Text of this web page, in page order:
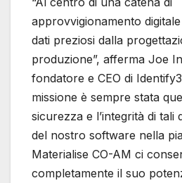
approvvigionamento
dati preziosi dalla
produzione”, afferma Joe
fondatore e CEO di
missione è sempre stata
sicurezza e l’integrità di tali
del nostro software nella
Materialise CO-AM ci
completamente il suo